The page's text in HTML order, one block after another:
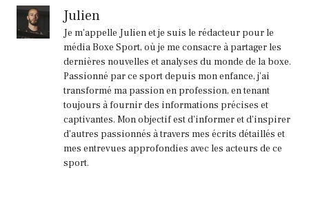
Julien
Je m'appelle Julien et je suis le rédacteur pour le
média Boxe Sport, où je me consacre à partager les
dernières nouvelles et analyses du monde de la boxe.
Passionné par ce sport depuis mon enfance, j'ai
transformé ma passion en profession, en tenant
toujours à fournir des informations précises et
captivantes. Mon objectif est d'informer et d'inspirer
d'autres passionnés à travers mes écrits détaillés et
mes entrevues approfondies avec les acteurs de ce
sport.